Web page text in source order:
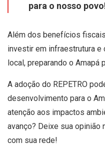
para o nosso
Além dos benefícios
investir em infraestrutura e
local, preparando o Amapá
A adoção do REPETRO
desenvolvimento para o
atenção aos impactos
avanço? Deixe sua
com sua rede!